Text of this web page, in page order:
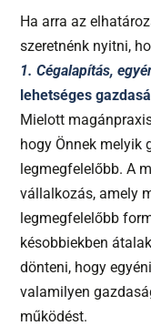
Ha arra az
szeretnénk nyitni,
1. Cégalapítás,
lehetséges
Mielott
hogy Önnek melyik
legmegfelelőbb. A
vállalkozás, amely
legmegfelelőbb
késobbiekben
dönteni, hogy
valamilyen
működést.